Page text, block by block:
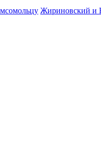
Жириновский и